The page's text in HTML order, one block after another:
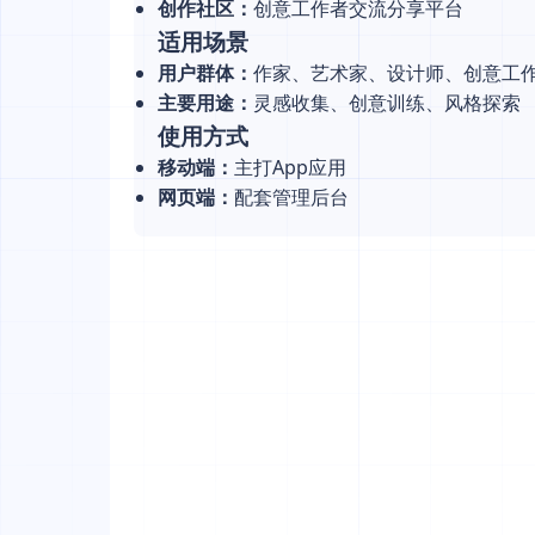
创作社区： 创意工作者交流分享平台
适用场景
用户群体： 作家、艺术家、设计师、创意工
主要用途： 灵感收集、创意训练、风格探索
使用方式
移动端： 主打App应用
网页端： 配套管理后台